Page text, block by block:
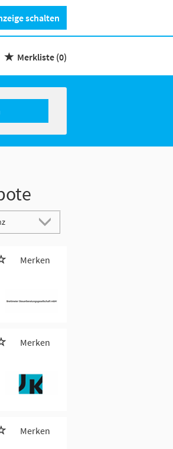
schalten
Merkliste (0)
Merken
Merken
Merken